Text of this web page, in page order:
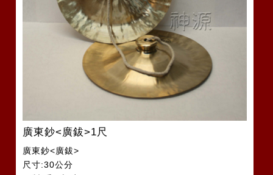
廣東鈔<廣鈸>1尺
廣東鈔<廣鈸>
尺寸:30公分